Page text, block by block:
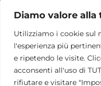
Diamo valore alla
Utilizziamo i cookie sul
l'esperienza più
e ripetendo le visite.
acconsenti all'uso di
rifiutare e visitare